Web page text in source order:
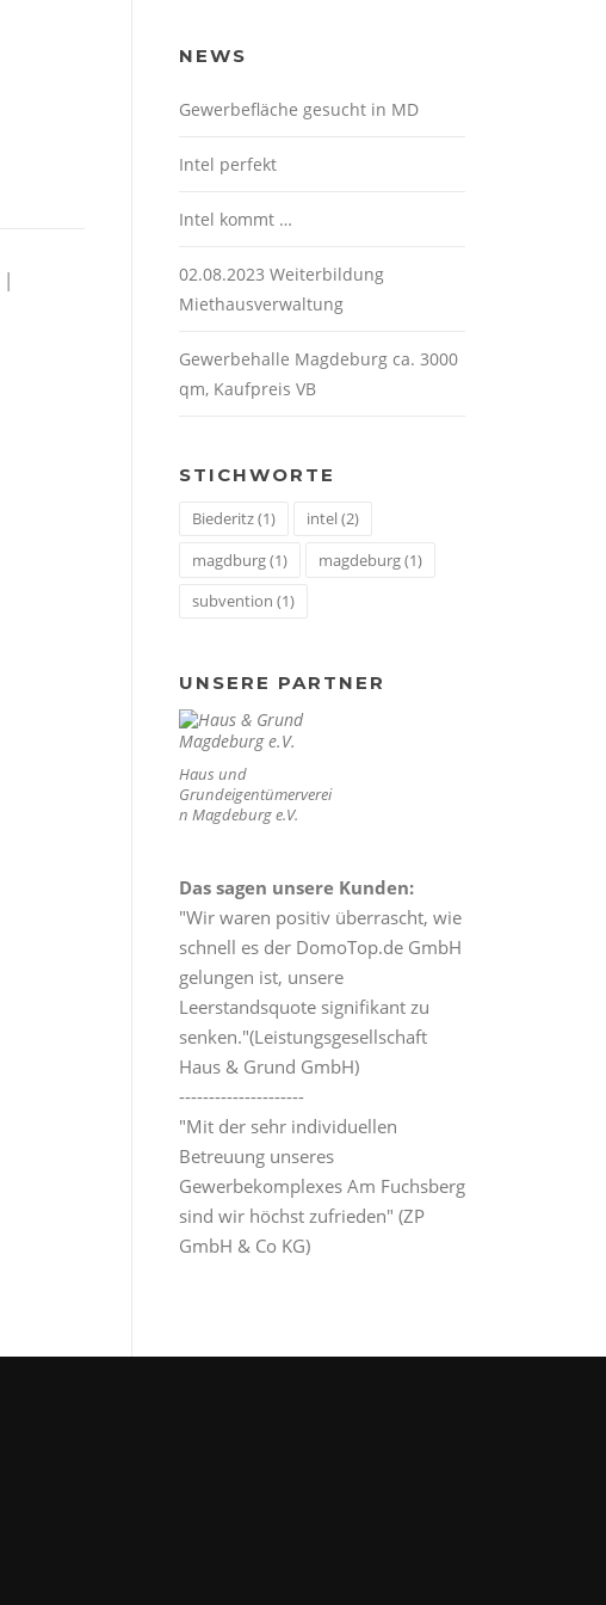
|
NEWS
Gewerbefläche gesucht in MD
Intel perfekt
Intel kommt …
02.08.2023 Weiterbildung
Miethausverwaltung
Gewerbehalle Magdeburg ca. 3000
qm, Kaufpreis VB
STICHWORTE
Biederitz(1) intel(2)
magdburg(1) magdeburg(1)
subvention (1)
UNSERE PARTNER
Haus und
Grundeigentümerverei
n Magdeburg e.V.
Das sagen unsere Kunden:
"Wir waren positiv überrascht, wie
schnell es der DomoTop.de GmbH
gelungen ist, unsere
Leerstandsquote signifikant zu
senken."(Leistungsgesellschaft
Haus & Grund GmbH)
---------------------
"Mit der sehr individuellen
Betreuung unseres
Gewerbekomplexes Am Fuchsberg
sind wir höchst zufrieden" (ZP
GmbH & Co KG)